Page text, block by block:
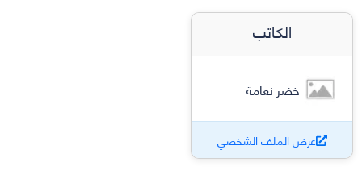
الكاتب
خضر نعامة
عرض الملف الشخصي